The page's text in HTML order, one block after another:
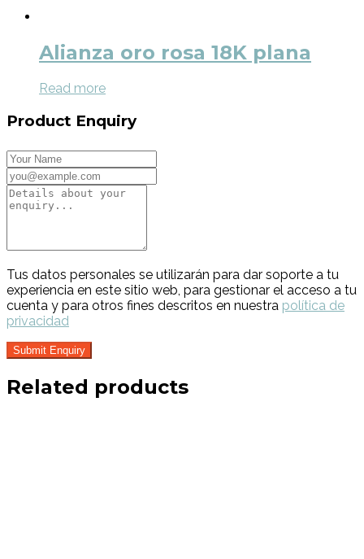
Alianza oro rosa 18K plana
Read more
Product Enquiry
Tus datos personales se utilizarán para dar soporte a tu
experiencia en este sitio web, para gestionar el acceso a tu
cuenta y para otros fines descritos en nuestra política de
privacidad
Related products